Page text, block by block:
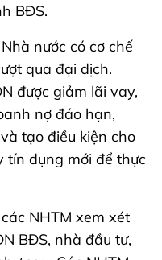
BĐS.
nước có cơ chế
qua đại dịch.
được giảm lãi vay,
nợ đáo hạn,
tạo điều kiện cho
tín dụng mới để thực
NHTM xem xét
BĐS, nhà đầu tư,